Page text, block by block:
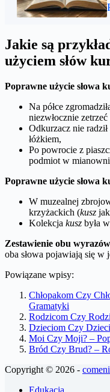
Jakie są
użyciem słów
Poprawne użycie słowa
Na półce
niezwłocznie zetrzeć
Odkurzacz nie
łóżkiem,
Po powrocie z
podmiot w
Poprawne użycie słowa
W muzealnej
krzyżackich (kusz
Kolekcja kusz była
Zestawienie obu
oba słowa pojawiają się w
Powiązane wpisy:
Chłopakom Czy
Gramatyki
Rodzicom Czy
Dzieciom Czy
Moi Czy Moji? –
Bród Czy Brud? –
Copyright © 2026 -